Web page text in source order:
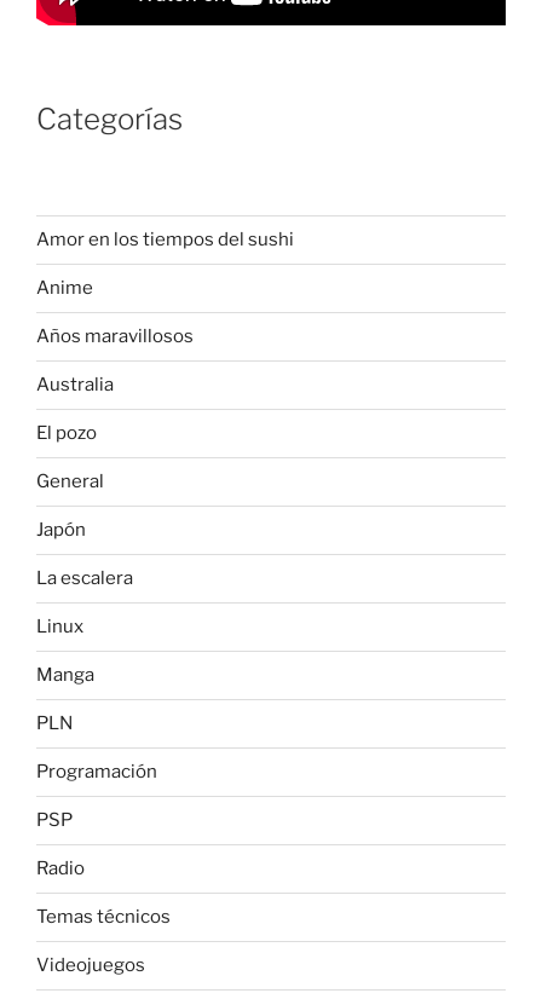
Categorías
Amor en los tiempos del sushi
Anime
Años maravillosos
Australia
El pozo
General
Japón
La escalera
Linux
Manga
PLN
Programación
PSP
Radio
Temas técnicos
Videojuegos